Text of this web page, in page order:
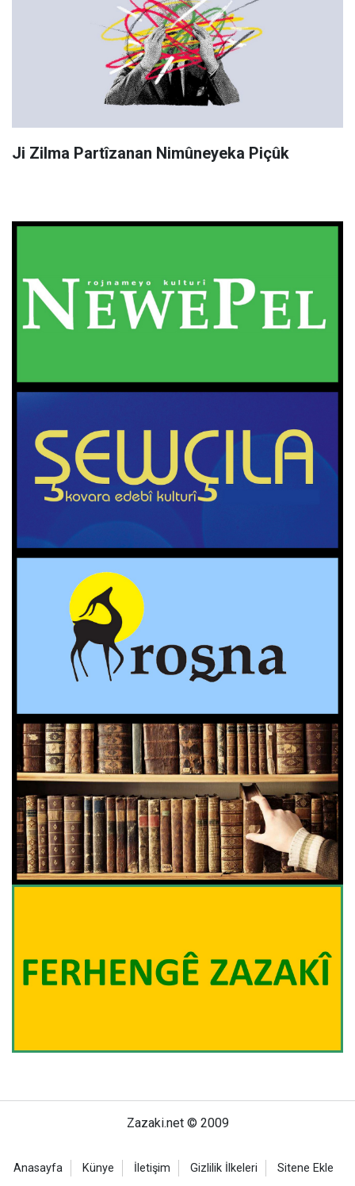
Ji Zilma Partîzanan Nimûneyeka Piçûk
Zazaki.net © 2009
Anasayfa Künye İletişim Gizlilik İlkeleri Sitene Ekle